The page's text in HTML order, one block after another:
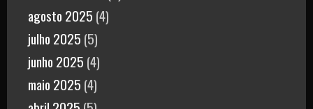
agosto 2025 (4)
julho 2025 (5)
junho 2025 (4)
maio 2025 (4)